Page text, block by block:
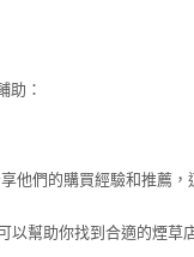
助：
他們的購買經驗和推薦
幫助你找到合適的煙草